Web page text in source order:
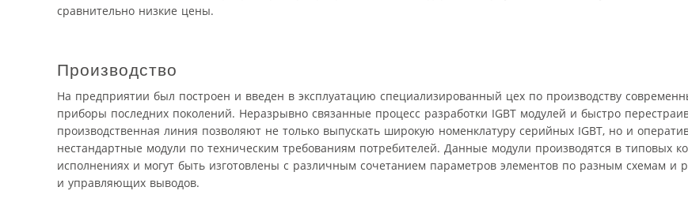
сравнительно низкие цены.
Производство
На предприятии был построен и введен в эксплуатацию специализированный цех по производству
приборы последних поколений. Неразрывно связанные процесс разработки IGBT модулей и быстро
производственная линия позволяют не только выпускать широкую номенклатуру серийных IGBT, но и
нестандартные модули по техническим требованиям потребителей. Данные модули производятся в типовых
исполнениях и могут быть изготовлены с различным сочетанием параметров элементов по разным схемам и
и управляющих выводов.